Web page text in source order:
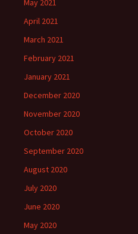
May 2021
April 2021
March 2021
February 2021
January 2021
December 2020
November 2020
October 2020
September 2020
August 2020
July 2020
June 2020
May 2020